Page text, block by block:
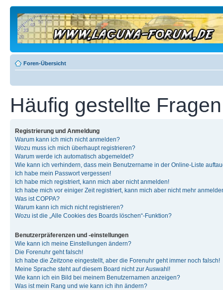
Foren-Übersicht
Häufig gestellte Fragen
Registrierung und Anmeldung
Warum kann ich mich nicht anmelden?
Wozu muss ich mich überhaupt registrieren?
Warum werde ich automatisch abgemeldet?
Wie kann ich verhindern, dass mein Benutzername in der Online-Liste
Ich habe mein Passwort vergessen!
Ich habe mich registriert, kann mich aber nicht anmelden!
Ich habe mich vor einiger Zeit registriert, kann mich aber nicht mehr
Was ist COPPA?
Warum kann ich mich nicht registrieren?
Wozu ist die „Alle Cookies des Boards löschen“-Funktion?
Benutzerpräferenzen und -einstellungen
Wie kann ich meine Einstellungen ändern?
Die Forenuhr geht falsch!
Ich habe die Zeitzone eingestellt, aber die Forenuhr geht immer noch falsch!
Meine Sprache steht auf diesem Board nicht zur Auswahl!
Wie kann ich ein Bild bei meinem Benutzernamen anzeigen?
Was ist mein Rang und wie kann ich ihn ändern?